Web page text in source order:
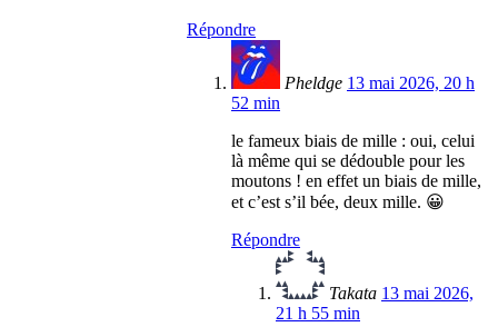
Répondre
Pheldge 13 mai 2026, 20 h
52 min
le fameux biais de mille : oui, celui
là même qui se dédouble pour les
moutons ! en effet un biais de mille,
et c’est s’il bée, deux mille. 😀
Répondre
Takata 13 mai 2026,
21 h 55 min